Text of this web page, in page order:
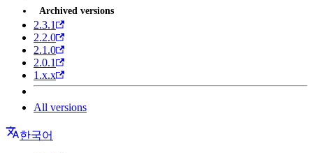
Archived versions
2.3.1
2.2.0
2.1.0
2.0.1
1.x.x
All versions
한국어